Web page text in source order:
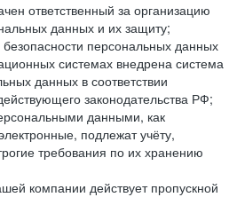
ответственный за организацию
данных и их защиту;
персональных данных
системах внедрена система
данных в соответствии
законодательства РФ;
данными, как
подлежат учёту,
требования по их хранению
компании действует пропускной